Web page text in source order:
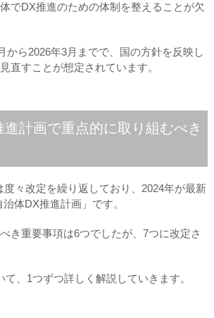
でDX推進のための体制を整えることが欠
から2026年3月までで、国の方針を反映し
直すことが想定されています。
進計画で重点的に取り組むべき
度々改定を繰り返しており、2024年が最新
体DX推進計画」です。
き重要事項は6つでしたが、7つに改定さ
、1つずつ詳しく解説していきます。